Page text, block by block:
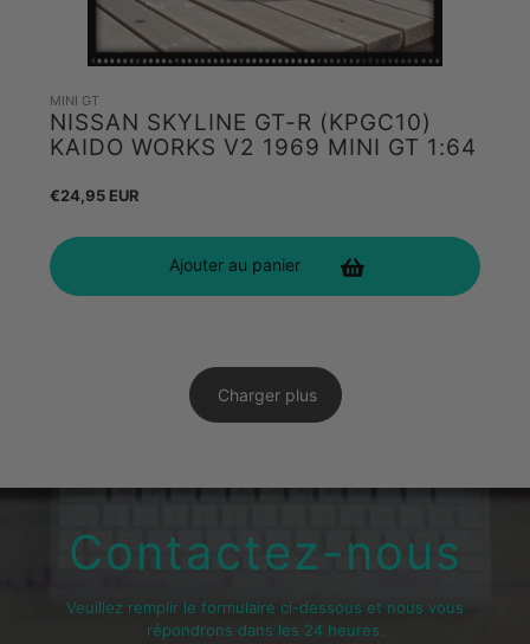
MINI GT
NISSAN SKYLINE GT-R (KPGC10)
KAIDO WORKS V2 1969 MINI GT 1:64
Prix
habituel
€24,95 EUR
Ajouter au panier
Charger plus
Contactez-nous
Veuillez remplir le formulaire ci-dessous et nous vous
répondrons dans les 24 heures.